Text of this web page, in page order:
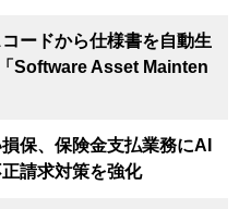
ードから仕様書を自動生
Software Asset Mainten
保、保険金支払業務にAI
請求対策を強化